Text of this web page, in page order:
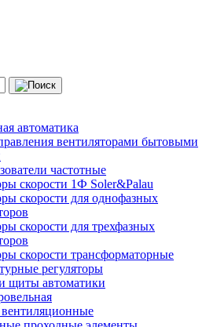
автоматика
вентиляторами бытовыми
частотные
скорости 1Ф Soler&Palau
скорости для однофазных
скорости для трехфазных
скорости трансформаторные
регуляторы
щиты автоматики